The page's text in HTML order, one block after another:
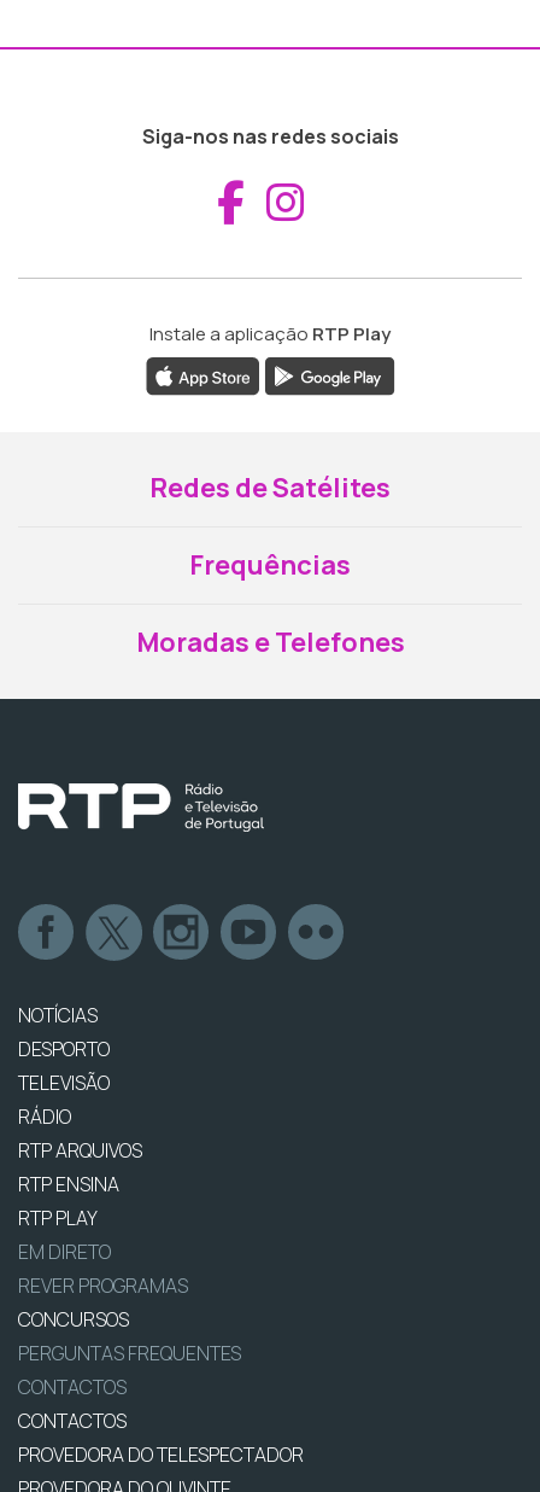
Siga-nos nas redes sociais
Aceder ao
Instale a aplicação RTP Play
Redes de Satélites
Frequências
Moradas e Telefones
NOTÍCIAS
DESPORTO
TELEVISÃO
RÁDIO
RTP ARQUIVOS
RTP ENSINA
RTP PLAY
EM DIRETO
REVER PROGRAMAS
CONCURSOS
PERGUNTAS FREQUENTES
CONTACTOS
CONTACTOS
PROVEDORA DO TELESPECTADOR